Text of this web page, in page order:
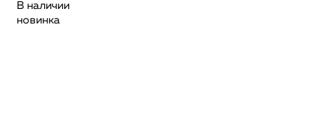
В наличии
новинка